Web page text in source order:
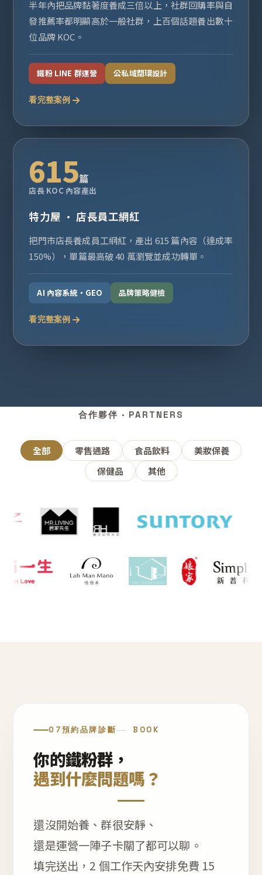
半年內把品牌黏著度養成三倍以上，社群回購率與自
發推薦率都明顯高於一般社群，上百個話題養出數十
位品牌 KOC。
鐵粉 LINE 群運營 公私域閉環設計
看完整案例
615篇
店長 KOC 內容產出
特力屋 · 店長員工網紅
把門市店長養成員工網紅，產出 615 篇內容（達成率
150%），單篇最高破 40 萬瀏覽並成功轉單。
AI 內容系統・GEO 品牌策略健檢
看完整案例
合作夥伴 · PARTNERS
全部 零售通路 食品飲料
美妝保養
保健品
其他
07預約品牌診斷 BOOK
你的鐵粉群，
遇到什麼問題嗎？
還沒開始養、群很安靜、
還是運營一陣子卡關了都可以聊。
填完送出，2 個工作天內安排免費 15